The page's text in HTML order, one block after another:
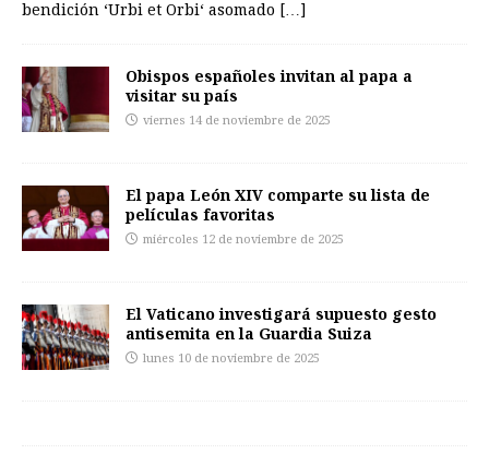
bendición ‘Urbi et Orbi‘ asomado […]
Obispos españoles invitan al papa a
visitar su país
viernes 14 de noviembre de 2025
El papa León XIV comparte su lista de
películas favoritas
miércoles 12 de noviembre de 2025
El Vaticano investigará supuesto gesto
antisemita en la Guardia Suiza
lunes 10 de noviembre de 2025